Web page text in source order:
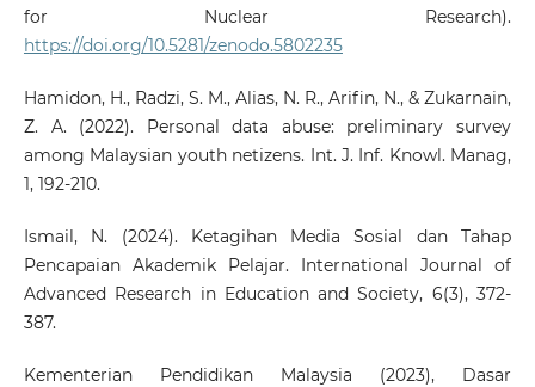
for Nuclear Research).
https://doi.org/10.5281/zenodo.5802235
Hamidon, H., Radzi, S. M., Alias, N. R., Arifin, N., & Zukarnain,
Z. A. (2022). Personal data abuse: preliminary survey
among Malaysian youth netizens. Int. J. Inf. Knowl. Manag,
1, 192-210.
Ismail, N. (2024). Ketagihan Media Sosial dan Tahap
Pencapaian Akademik Pelajar. International Journal of
Advanced Research in Education and Society, 6(3), 372-
387.
Kementerian Pendidikan Malaysia (2023), Dasar